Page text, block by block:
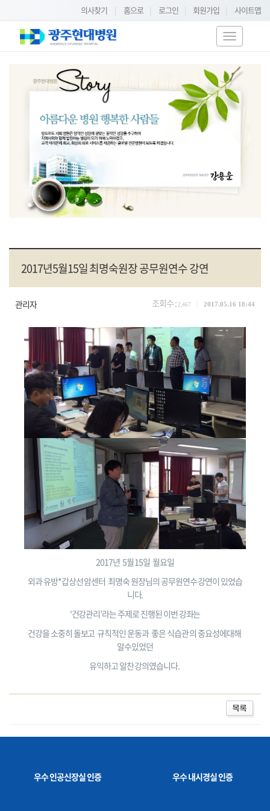
의사찾기 | 홈으로 | 로그인 | 회원가입 | 사이트맵
T
g
l
e
g
n
2017년5월15일 최명숙원장 공무원연수 강연
관리자 조회수 : 2,467 2017.05.16 18:44
2017년 5월 15일 월요일
외과 유방*갑상선 암센터 최명숙 원장님의 공무원연수 강연이 있었습
니다.
'건강관리’라는 주제로 진행된 이번 강좌는
건강을 소중히 돌보고 규칙적인 운동과 좋은 식습관 의 중요성에대해
알수있었던
유익하고 알찬 강의였습니다.
우수 인공신장실 인증 우수 내시경실 인증